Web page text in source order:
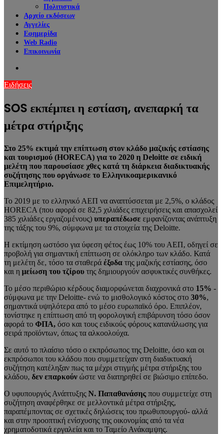
Πολιτιστικά
Αρχείο εκδόσεων
Αγγελίες
Εφημερίδα
Web Radio
Επικοινωνία
Ειδήσεις
SOS εκπέμπει η εστίαση, ανεπαρκή τα
μέτρα στήριξης
Στο 25% εκτιμά την επίπτωση στον κλάδο μαζικής εστίασης
και τουρισμού (HORECA) για το 2020 η Deloitte σε ειδική
μελέτη που παρουσίασε χθες κατά τη διάρκεια διαδικτυακής
συζήτησης που οργάνωσε το Ελληνικοαμερικανικό
Επιμελητήριο.
Το 2019 με το ελληνικό ΑΕΠ να αναπτύσσεται με 2,5%, ο κλάδος
HORECA (που αφορά σε 82,5 χιλιάδες επιχειρήσεις και απασχολεί
385 χιλιάδες εργαζομένους) υπεραπέδωσε εμφανίζοντας ανάπτυξη
της τάξης του 9%, σύμφωνα με τα στοιχεία της Deloitte.
Η εκτίμηση ωστόσο για ύφεση φέτος έως 10% του ΑΕΠ, οδηγεί σε
προβολή για σημαντική επίπτωση σε ολόκληρο των κλάδο. Κατά
τη μελέτη δε, τόσο τα σταθερά έξοδα της μαζικής εστίασης, όσο
και η μείωση του τζίρου της δημιουργούν ασφυκτικές συνθήκες.
Το μέσο περιθώριο κέρδους διαμορφώνεται διαχρονικά στο 15% -
σύμφωνα με την Deloitte- ενώ το μισθολογικό κόστος στο 30%,
σημαντικά υψηλότερα από το μέσο ευρωπαϊκό όρο. Επιπλέον,
τονίστηκε η επίπτωση από τη φορολογική επιβάρυνση τόσο όσον
αφορά το ΦΠΑ, όσο και τους ειδικούς φόρους κατανάλωσης για
σειρά προϊόντων, όπως τα αλκοολούχα.
Σε αυτό το πλαίσιο τόσο ο εκπρόσωπος της Deloitte, όσο και οι
εκπρόσωποι του κλάδου που συμμετείχαν στη διαδικτυακή
συζήτηση κατέληξαν πως τα μέχρι στιγμής μέτρα στήριξης του
κλάδου, δεν επαρκούν ώστε να διατηρηθεί σε βιώσιμο επίπεδο.
Ο υφυπουργός Ανάπτυξης Ν. Παπαθανάσης που συμμετείχε στη
συζήτηση αναφέρθηκε σε μελλοντικά μέτρα στήριξης,
παραπέμποντας σε σχετικές δηλώσεις του πρωθυπουργού- αλλά
και στην προοπτική ενίσχυσης της οικονομίας από τα νέα
χρηματοδοτικά εργαλεία και το Ταμείο Ανάκαμψης.